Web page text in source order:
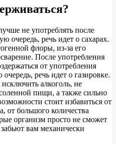
не употреблять после
очередь, речь идет о сахарах.
флоры, из-за его
После употребления
от употребления
речь идет о газировке.
алкоголь, не
пищи, а также сильно
стоит избавиться от
от большого количества
организм просто не сможет
вам механически